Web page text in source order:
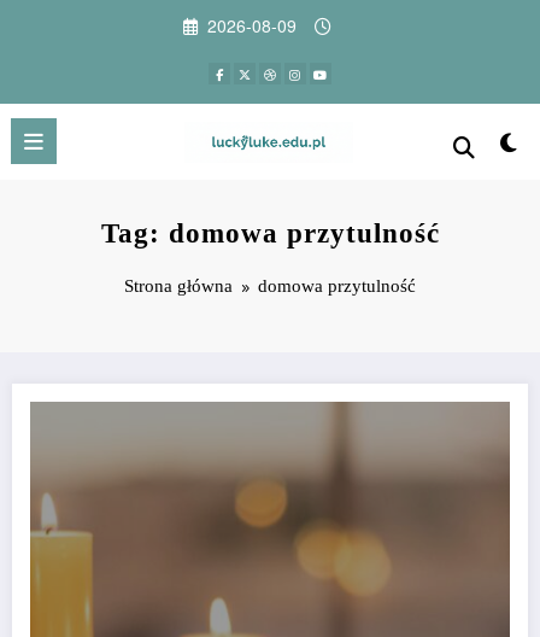
2026-08-09
Tag: domowa przytulność
Strona główna domowa przytulność